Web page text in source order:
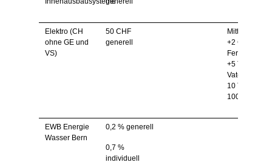
Elektro (CH
ohne GE und
VS)
50 CHF
generell
+2 CHF,
Ferien +2 bis
+5 Tage,
10 Tage zu
100%
EWB Energie
Wasser Bern
0,2 % generell
0,7 %
individuell